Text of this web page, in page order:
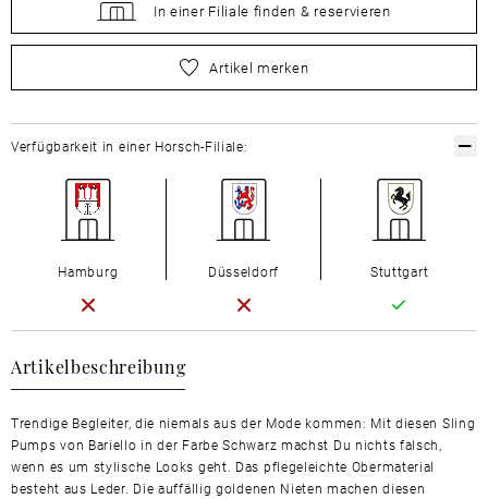
In einer Filiale finden & reservieren
wählen Sie zuerst Ihre Größe aus
Artikel merken
Artikelbeschreibung
Trendige Begleiter, die niemals aus der Mode kommen: Mit diesen Sling
Pumps von Bariello in der Farbe Schwarz machst Du nichts falsch,
wenn es um stylische Looks geht. Das pflegeleichte Obermaterial
besteht aus Leder. Die auffällig goldenen Nieten machen diesen
Verfügbarkeit in einer Horsch-Filiale:
Hamburg Düsseldorf Stuttgart